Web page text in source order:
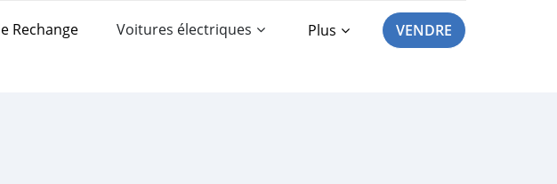
Rechange Voitures électriques Plus VENDRE